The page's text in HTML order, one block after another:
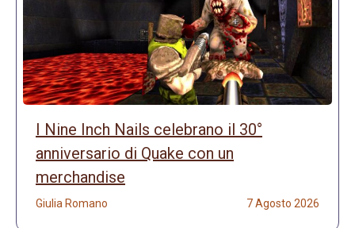
I Nine Inch Nails celebrano il 30°
anniversario di Quake con un
merchandise
Giulia Romano 7 Agosto 2026